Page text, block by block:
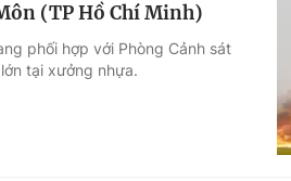
Hậu trường
(TP Hồ Chí Minh)
phối hợp với Phòng Cảnh sát
tại xưởng nhựa.